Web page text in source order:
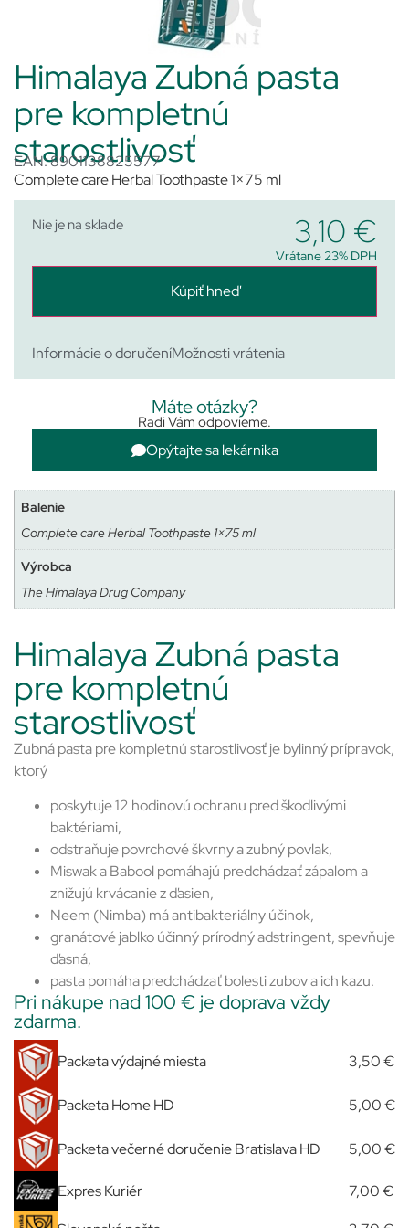
Himalaya Zubná pasta
pre kompletnú
starostlivosť
EAN: 8901138825577
Complete care Herbal Toothpaste 1×75 ml
Nie je na sklade 3,10 €
Vrátane 23% DPH
Kúpiť hneď
Informácie o doručeníMožnosti vrátenia
Máte otázky?
Radi Vám odpovieme.
Opýtajte sa lekárnika
Balenie
Complete care Herbal Toothpaste 1×75 ml
Výrobca
The Himalaya Drug Company
Himalaya Zubná pasta
pre kompletnú
starostlivosť
Zubná pasta pre kompletnú starostlivosť je bylinný prípravok,
ktorý
poskytuje 12 hodinovú ochranu pred škodlivými
baktériami,
odstraňuje povrchové škvrny a zubný povlak,
Miswak a Babool pomáhajú predchádzať zápalom a
znižujú krvácanie z ďasien,
Neem (Nimba) má antibakteriálny účinok,
granátové jablko účinný prírodný adstringent, spevňuje
ďasná,
pasta pomáha predchádzať bolesti zubov a ich kazu.
Pri nákupe nad 100 € je doprava vždy
zdarma.
Packeta výdajné miesta 3,50 €
Packeta Home HD 5,00 €
Packeta večerné doručenie Bratislava HD 5,00 €
Expres Kuriér 7,00 €